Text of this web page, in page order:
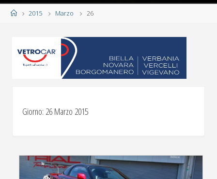
Home2015 Marzo 26
Giorno: 26 Marzo 2015